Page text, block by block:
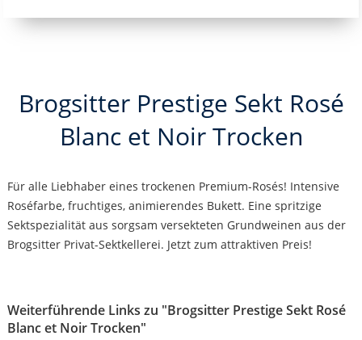
Brogsitter Prestige Sekt Rosé
Blanc et Noir Trocken
Für alle Liebhaber eines trockenen Premium-Rosés! Intensive
Roséfarbe, fruchtiges, animierendes Bukett. Eine spritzige
Sektspezialität aus sorgsam versekteten Grundweinen aus der
Brogsitter Privat-Sektkellerei. Jetzt zum attraktiven Preis!
Weiterführende Links zu "Brogsitter Prestige Sekt Rosé
Blanc et Noir Trocken"